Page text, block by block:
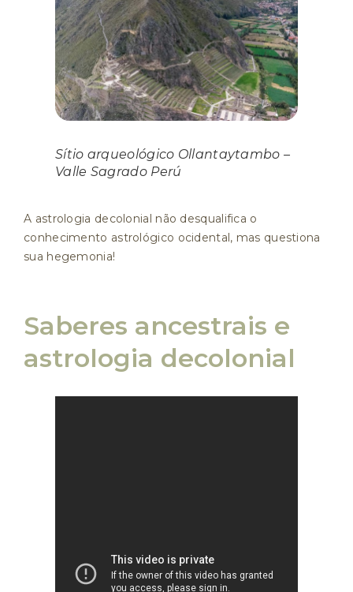
Sítio arqueológico Ollantaytambo –
Valle Sagrado Perú
A astrologia decolonial não desqualifica o
conhecimento astrológico ocidental, mas questiona
sua hegemonia!
Saberes ancestrais e
astrologia decolonial